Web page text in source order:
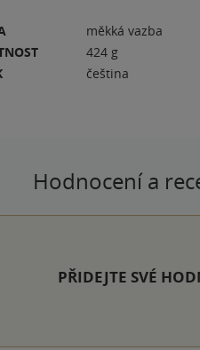
měkká vazba
424 g
čeština
Hodnocení a
PŘIDEJTE SVÉ